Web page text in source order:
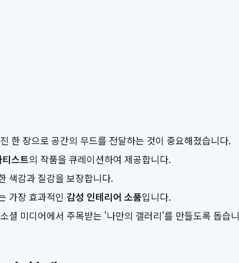
한 장으로 공간의 무드를 전달하는 것이 중요해졌습니다.
스트의 작품을 큐레이션하여 제공합니다.
색감과 질감을 보장합니다.
가장 효과적인 감성 인테리어 소품입니다.
셜 미디어에서 주목받는 '나만의 갤러리'를 만들도록 돕습